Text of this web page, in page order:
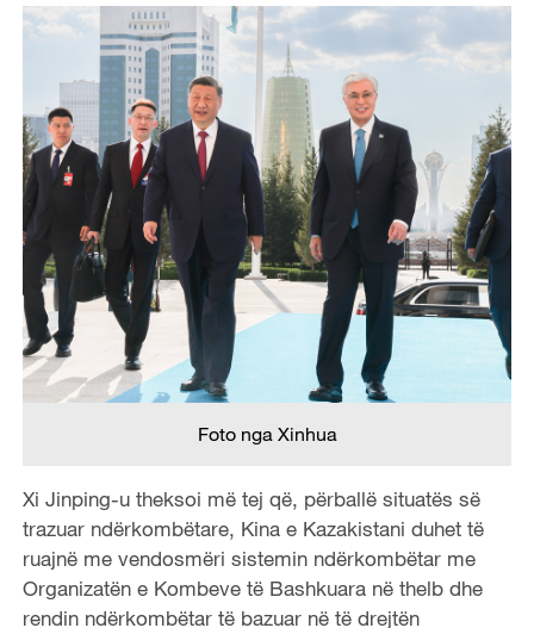
Foto nga Xinhua
Xi Jinping-u theksoi më tej që, përballë situatës së
trazuar ndërkombëtare, Kina e Kazakistani duhet të
ruajnë me vendosmëri sistemin ndërkombëtar me
Organizatën e Kombeve të Bashkuara në thelb dhe
rendin ndërkombëtar të bazuar në të drejtën